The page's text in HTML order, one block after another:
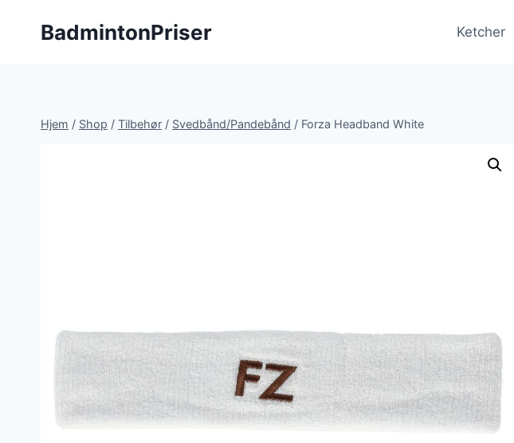
BadmintonPriser Ketcher
Hjem / Shop / Tilbehør / Svedbånd/Pandebånd / Forza Headband White